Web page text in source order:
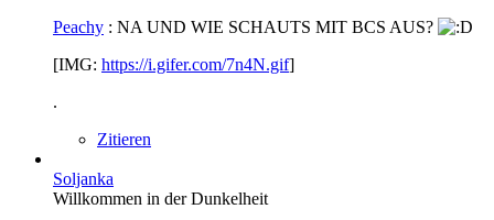
Peachy : NA UND WIE SCHAUTS MIT BCS AUS?
[IMG: https://i.gifer.com/7n4N.gif]
.
Zitieren
Soljanka
Willkommen in der Dunkelheit